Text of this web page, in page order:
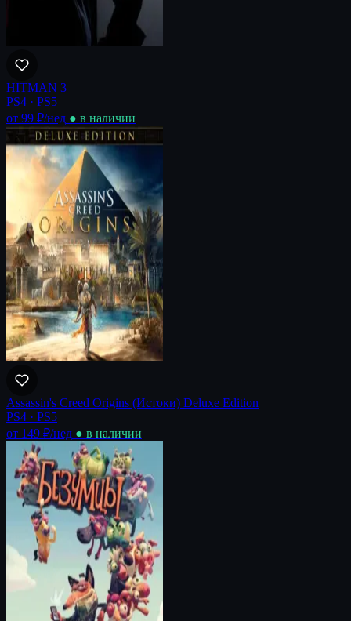
HITMAN 3
PS4 · PS5
от 99 ₽/нед ● в наличии
Assassin's Creed Origins (Истоки) Deluxe Edition
PS4 · PS5
от 149 ₽/нед ● в наличии